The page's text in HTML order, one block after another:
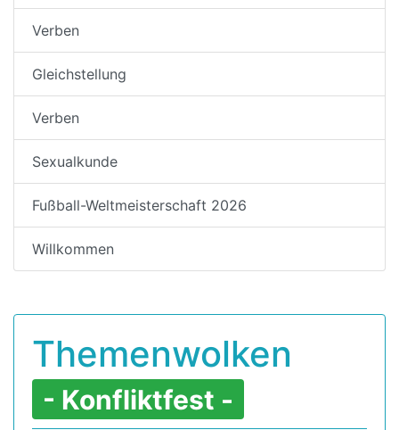
Verben
Gleichstellung
Verben
Sexualkunde
Fußball-Weltmeisterschaft 2026
Willkommen
Themenwolken
- Konfliktfest -